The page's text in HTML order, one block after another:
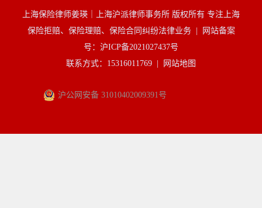
上海保险律师姜瑛｜上海沪派律师事务所 版权所有 专注上海
保险拒赔、保险理赔、保险合同纠纷法律业务 |
网站备案
号：沪ICP备2021027437号
联系方式：15316011769 |
网站地图
沪公网安备 31010402009391号